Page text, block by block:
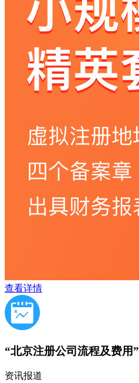
查看详情
“北京注册公司流程及费用”
资讯报道